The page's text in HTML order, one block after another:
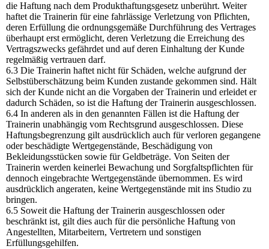
die Haftung nach dem Produkthaftungsgesetz unberührt. Weiter
haftet die Trainerin für eine fahrlässige Verletzung von Pflichten,
deren Erfüllung die ordnungsgemäße Durchführung des Vertrages
überhaupt erst ermöglicht, deren Verletzung die Erreichung des
Vertragszwecks gefährdet und auf deren Einhaltung der Kunde
regelmäßig vertrauen darf.
6.3 Die Trainerin haftet nicht für Schäden, welche aufgrund der
Selbstüberschätzung beim Kunden zustande gekommen sind. Hält
sich der Kunde nicht an die Vorgaben der Trainerin und erleidet er
dadurch Schäden, so ist die Haftung der Trainerin ausgeschlossen.
6.4 In anderen als in den genannten Fällen ist die Haftung der
Trainerin unabhängig vom Rechtsgrund ausgeschlossen. Diese
Haftungsbegrenzung gilt ausdrücklich auch für verloren gegangene
oder beschädigte Wertgegenstände, Beschädigung von
Bekleidungsstücken sowie für Geldbeträge. Von Seiten der
Trainerin werden keinerlei Bewachung und Sorgfaltspflichten für
dennoch eingebrachte Wertgegenstände übernommen. Es wird
ausdrücklich angeraten, keine Wertgegenstände mit ins Studio zu
bringen.
6.5 Soweit die Haftung der Trainerin ausgeschlossen oder
beschränkt ist, gilt dies auch für die persönliche Haftung von
Angestellten, Mitarbeitern, Vertretern und sonstigen
Erfüllungsgehilfen.